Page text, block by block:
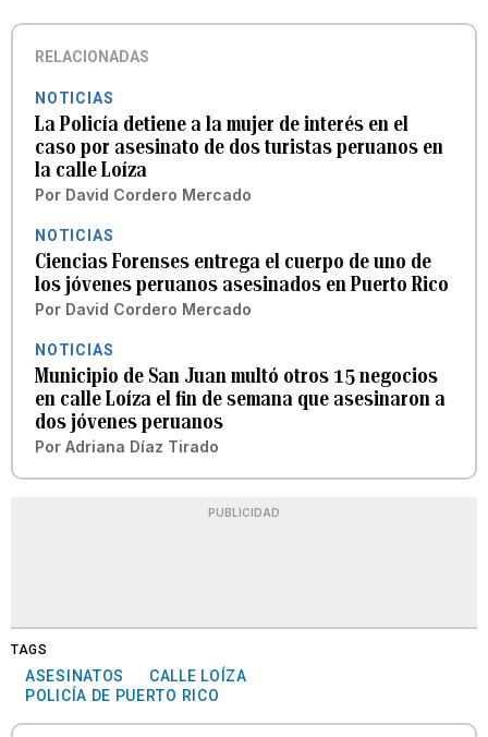
RELACIONADAS
NOTICIAS
La Policía detiene a la mujer de interés en el
caso por asesinato de dos turistas peruanos en
la calle Loíza
Por David Cordero Mercado
NOTICIAS
Ciencias Forenses entrega el cuerpo de uno de
los jóvenes peruanos asesinados en Puerto Rico
Por David Cordero Mercado
NOTICIAS
Municipio de San Juan multó otros 15 negocios
en calle Loíza el fin de semana que asesinaron a
dos jóvenes peruanos
Por Adriana Díaz Tirado
PUBLICIDAD
TAGS
ASESINATOS
CALLE LOÍZA
POLICÍA DE PUERTO RICO